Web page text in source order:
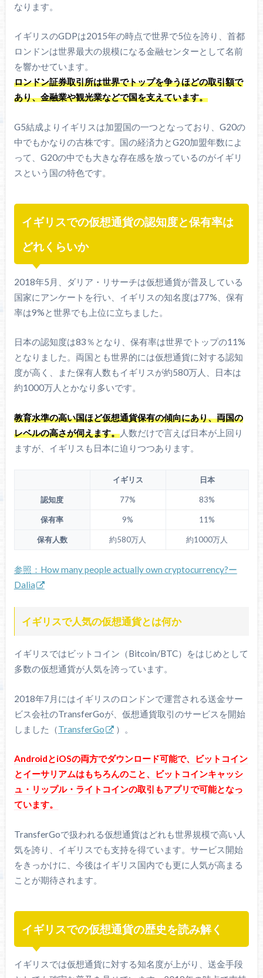
なります。
イギリスのGDPは2015年の時点で世界で5位を誇り、首都
ロンドンは世界最大の規模になる金融センターとして名前
を響かせています。
ロンドン証券取引所は世界でトップを争うほどの取引額で
あり、金融業や観光業などで国を支えています。
G5結成よりイギリスは加盟国の一つとなっており、G20の
中でもかなりの古株です。国の経済力とG20加盟年数によ
って、G20の中でも大きな存在感を放っているのがイギリ
スという国の特色です。
イギリスでの仮想通貨の認知度と保有率は
どれくらいか
2018年5月、ダリア・リサーチは仮想通貨が普及している
国家にアンケートを行い、イギリスの知名度は77%、保有
率は9%と世界でも上位に立ちました。
日本の認知度は83％となり、保有率は世界でトップの11%
となりました。両国とも世界的には仮想通貨に対する認知
度が高く、また保有人数もイギリスが約580万人、日本は
約1000万人とかなり多いです。
教育水準の高い国ほど仮想通貨保有の傾向にあり、両国の
レベルの高さが伺えます。人数だけで言えば日本が上回り
ますが、イギリスも日本に迫りつつあります。
イギリス 日本
認知度 77% 83%
保有率 9% 11%
保有人数 約580万人 約1000万人
参照：How many people actually own cryptocurrency?ー
Dalia
イギリスで人気の仮想通貨とは何か
イギリスではビットコイン（Bitcoin/BTC）をはじめとして
多数の仮想通貨が人気を誇っています。
2018年7月にはイギリスのロンドンで運営される送金サー
ビス会社のTransferGoが、仮想通貨取引のサービスを開始
しました（TransferGo ）。
AndroidとiOSの両方でダウンロード可能で、ビットコイン
とイーサリアムはもちろんのこと、ビットコインキャッシ
ュ・リップル・ライトコインの取引もアプリで可能となっ
ています。
TransferGoで扱われる仮想通貨はどれも世界規模で高い人
気を誇り、イギリスでも支持を得ています。サービス開始
をきっかけに、今後はイギリス国内でも更に人気が高まる
ことが期待されます。
イギリスでの仮想通貨の歴史を読み解く
イギリスでは仮想通貨に対する知名度が上がり、送金手段